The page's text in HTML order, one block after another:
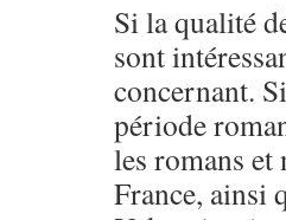
Si la qualité
sont
concernant.
période
les romans et
France, ainsi